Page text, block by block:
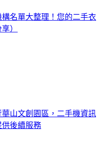
構名單大整理！您的二手衣
）
華山文創園區，二手機資訊
後續服務